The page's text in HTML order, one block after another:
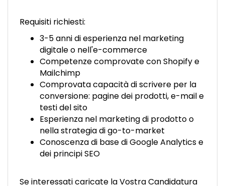
Requisiti richiesti:
3-5 anni di esperienza nel marketing
digitale o nell'e-commerce
Competenze comprovate con Shopify e
Mailchimp
Comprovata capacità di scrivere per la
conversione: pagine dei prodotti, e-mail e
testi del sito
Esperienza nel marketing di prodotto o
nella strategia di go-to-market
Conoscenza di base di Google Analytics e
dei principi SEO
Se interessati caricate la Vostra Candidatura